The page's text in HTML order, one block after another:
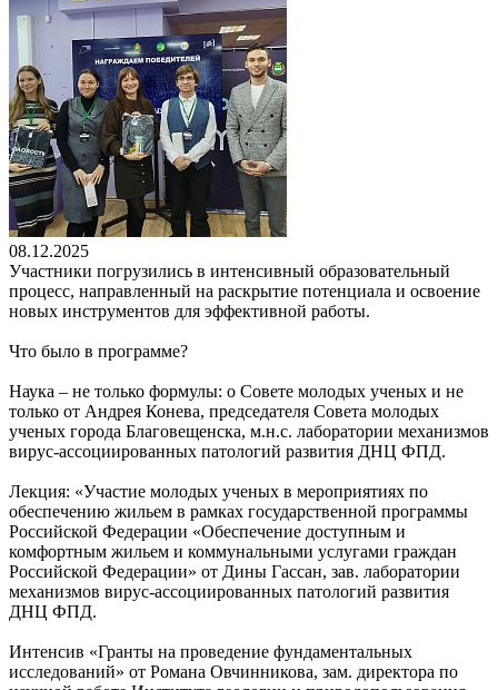
08.12.2025
Участники погрузились в интенсивный образовательный
процесс, направленный на раскрытие потенциала и освоение
новых инструментов для эффективной работы.
Что было в программе?
Наука – не только формулы: о Совете молодых ученых и не
только от Андрея Конева, председателя Совета молодых
ученых города Благовещенска, м.н.с. лаборатории механизмов
вирус-ассоциированных патологий развития ДНЦ ФПД.
Лекция: «Участие молодых ученых в мероприятиях по
обеспечению жильем в рамках государственной программы
Российской Федерации «Обеспечение доступным и
комфортным жильем и коммунальными услугами граждан
Российской Федерации» от Дины Гассан, зав. лаборатории
механизмов вирус-ассоциированных патологий развития
ДНЦ ФПД.
Интенсив «Гранты на проведение фундаментальных
исследований» от Романа Овчинникова, зам. директора по